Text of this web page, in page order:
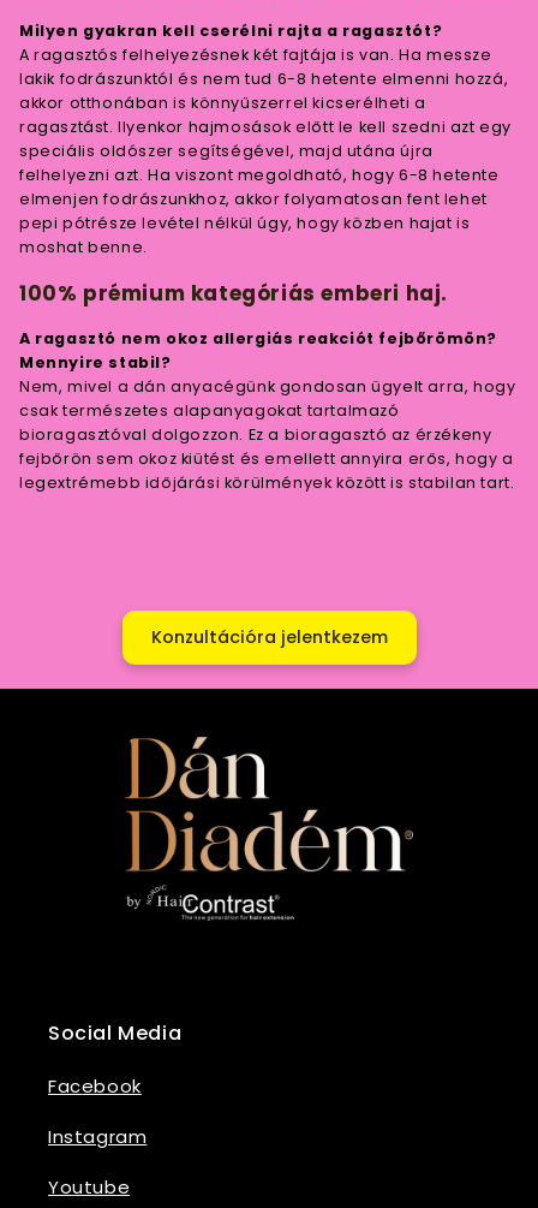
Milyen gyakran kell cserélni rajta a ragasztót?
A ragasztós felhelyezésnek két fajtája is van. Ha messze
lakik fodrászunktól és nem tud 6-8 hetente elmenni hozzá,
akkor otthonában is könnyűszerrel kicserélheti a
ragasztást. Ilyenkor hajmosások előtt le kell szedni azt egy
speciális oldószer segítségével, majd utána újra
felhelyezni azt. Ha viszont megoldható, hogy 6-8 hetente
elmenjen fodrászunkhoz, akkor folyamatosan fent lehet
pepi pótrésze levétel nélkül úgy, hogy közben hajat is
moshat benne.
100% prémium kategóriás emberi haj.
A ragasztó nem okoz allergiás reakciót fejbőrömön?
Mennyire stabil?
Nem, mivel a dán anyacégünk gondosan ügyelt arra, hogy
csak természetes alapanyagokat tartalmazó
bioragasztóval dolgozzon. Ez a bioragasztó az érzékeny
fejbőrön sem okoz kiütést és emellett annyira erős, hogy a
legextrémebb időjárási körülmények között is stabilan tart.
Konzultációra jelentkezem
Social Media
Facebook
Instagram
Youtube